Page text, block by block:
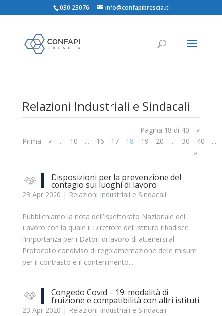
030 23076 info@confapibrescia.it
Relazioni Industriali e Sindacali
Pagina 18 di 40
«
Prima
« ... 10 ... 16 17 18 19 20 ... 30 40
...
»
Disposizioni per la prevenzione del
contagio sui luoghi di lavoro
23 Apr 2020 | Relazioni Industriali e Sindacali
Pubblichiamo la nota dell’Ispettorato Nazionale del
Lavoro con la quale il Direttore dell’Istituto ribadisce
l’importanza per i Datori di lavoro di attenersi al
Protocollo condiviso di regolamentazione delle misure
per il contrasto e il contenimento...
Congedo Covid – 19: modalità di
fruizione e compatibilità con altri istituti
23 Apr 2020 | Relazioni Industriali e Sindacali